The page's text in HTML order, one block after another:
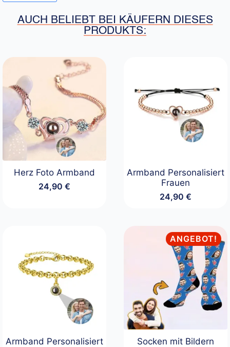
AUCH BELIEBT BEI KÄUFERN DIESES
PRODUKTS:
Herz Foto Armband
24,90€
Armband Personalisiert
Frauen
24,90 €
Armband Personalisiert
ANGEBOT!
Socken mit Bildern